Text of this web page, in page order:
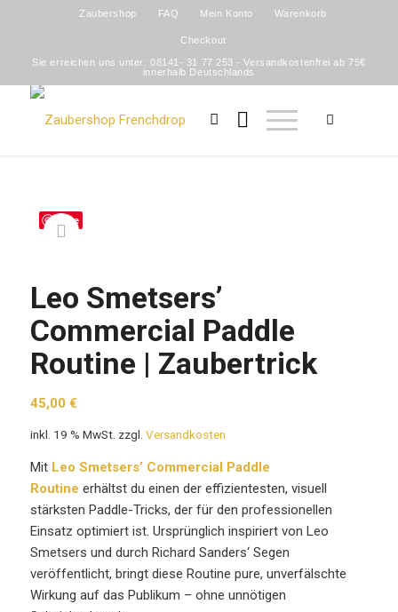
Zaubershop FAQ Mein Konto Warenkorb
Checkout
Sie erreichen uns unter: 08141- 31 77 253 - Versandkostenfrei ab 75€
innerhalb Deutschlands
Save
Leo Smetsers’
Commercial Paddle
Routine | Zaubertrick
45,00 €
inkl. 19 % MwSt. zzgl. Versandkosten
Mit Leo Smetsers’ Commercial Paddle
Routine erhältst du einen der effizientesten, visuell
stärksten Paddle-Tricks, der für den professionellen
Einsatz optimiert ist. Ursprünglich inspiriert von Leo
Smetsers und durch Richard Sanders‘ Segen
veröffentlicht, bringt diese Routine pure, unverfälschte
Wirkung auf das Publikum – ohne unnötigen